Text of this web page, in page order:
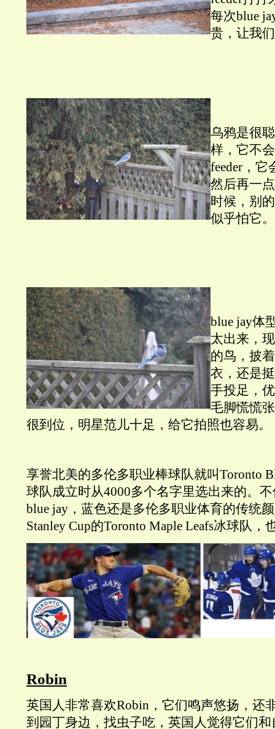
每次blue
贵，让我
乌鸦是很
样，它不
feeder，
然后再一
时候，别
似乎怕它。
blue jay体
太出来，
的鸟，披
衣，还是
手投足，
毛脚慌慌
很到位，明星范儿十足，给它拍照也容易。
享誉北美的多伦多职业棒球队就叫Toronto
球队成立时从4000多个名字里选出来的。
blue jay，蓝色还是多伦多职业体育的传统
Stanley Cup的Toronto Maple Leafs冰球队，
Robin
英国人非常喜欢Robin，它们鸣声悠扬，还
到园丁身边，找虫子吃，英国人觉得它们